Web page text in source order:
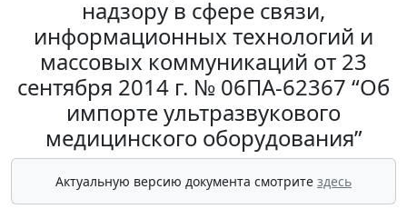
надзору в сфере связи,
информационных технологий и
массовых коммуникаций от 23
сентября 2014 г. № 06ПА-62367 “Об
импорте ультразвукового
медицинского оборудования”
Актуальную версию документа смотрите здесь